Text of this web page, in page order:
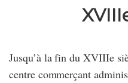
Jusqu’à la fin du XVIIIe
centre commerçant